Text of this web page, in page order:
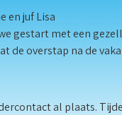
en juf Lisa
gestart met een
de overstap na de
al plaats.